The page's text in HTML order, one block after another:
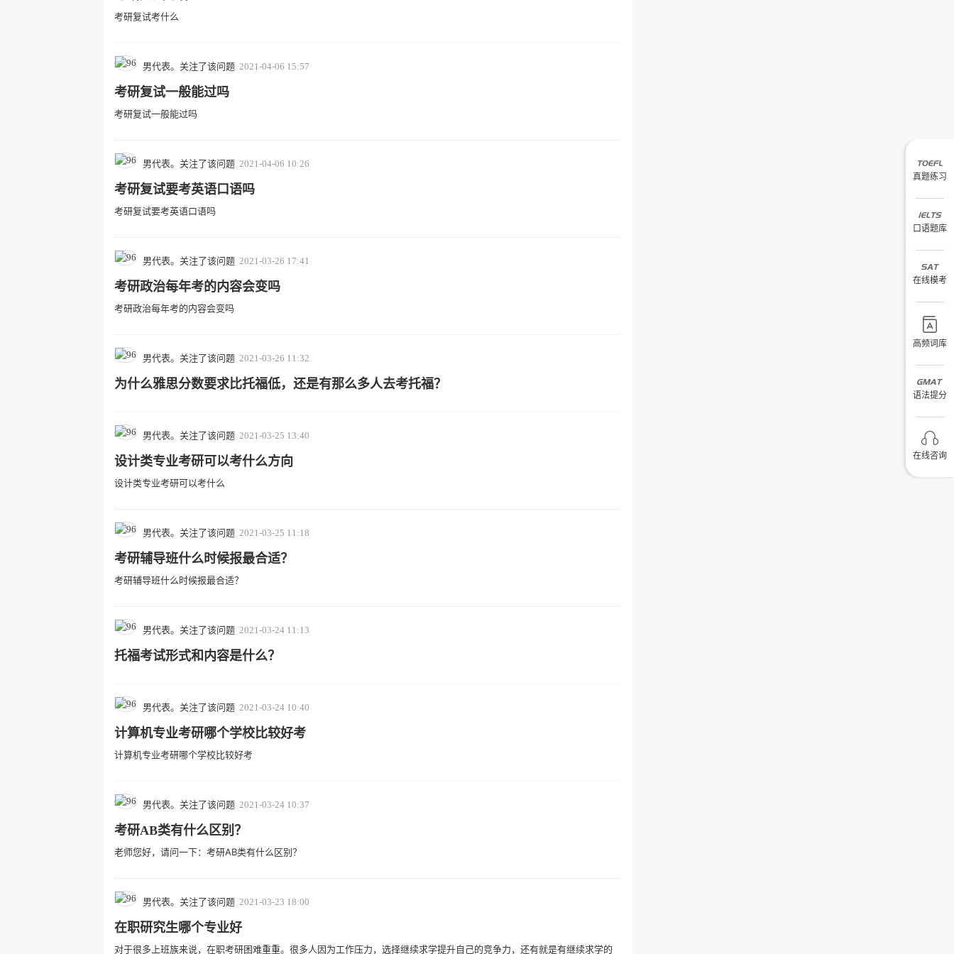
考研复试考什么
男代表。关注了该问题 2021-04-06 15:57
考研复试一般能过吗
考研复试一般能过吗
男代表。关注了该问题 2021-04-06 10:26
考研复试要考英语口语吗
考研复试要考英语口语吗
男代表。关注了该问题 2021-03-26 17:41
考研政治每年考的内容会变吗
考研政治每年考的内容会变吗
男代表。关注了该问题 2021-03-26 11:32
为什么雅思分数要求比托福低，还是有那么多人去考托福？
男代表。关注了该问题 2021-03-25 13:40
设计类专业考研可以考什么方向
设计类专业考研可以考什么
男代表。关注了该问题 2021-03-25 11:18
考研辅导班什么时候报最合适？
考研辅导班什么时候报最合适？
男代表。关注了该问题 2021-03-24 11:13
托福考试形式和内容是什么？
男代表。关注了该问题 2021-03-24 10:40
计算机专业考研哪个学校比较好考
计算机专业考研哪个学校比较好考
男代表。关注了该问题 2021-03-24 10:37
考研AB类有什么区别？
老师您好，请问一下：考研AB类有什么区别？
男代表。关注了该问题 2021-03-23 18:00
在职研究生哪个专业好
对于很多上班族来说，在职考研困难重重。很多人因为工作压力，选择继续求学提升自己的竞争力，还有就是有继续求学的
真题练习
口语题库
在线模考
高频词库
语法提分
在线咨询